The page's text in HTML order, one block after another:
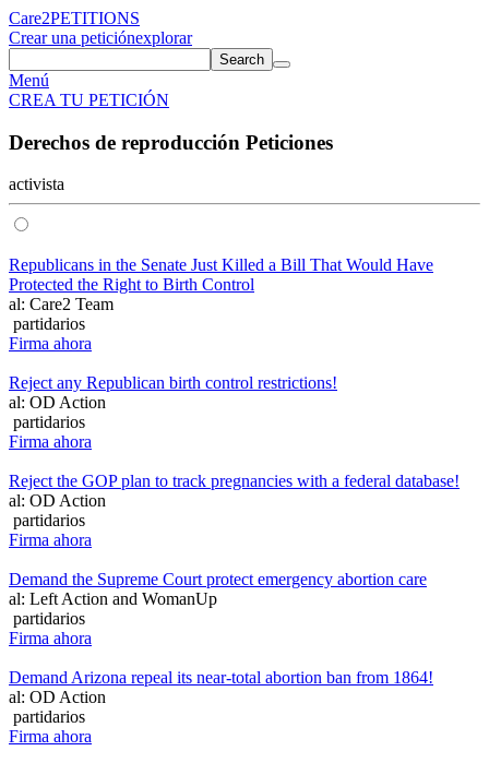
Care2PETITIONS
Crear una peticiónexplorar
Search
Menú
CREA TU PETICIÓN
Derechos de reproducción Peticiones
activista
Republicans in the Senate Just Killed a Bill That Would Have
Protected the Right to Birth Control
al: Care2 Team
partidarios
Firma ahora
Reject any Republican birth control restrictions!
al: OD Action
partidarios
Firma ahora
Reject the GOP plan to track pregnancies with a federal database!
al: OD Action
partidarios
Firma ahora
Demand the Supreme Court protect emergency abortion care
al: Left Action and WomanUp
partidarios
Firma ahora
Demand Arizona repeal its near-total abortion ban from 1864!
al: OD Action
partidarios
Firma ahora